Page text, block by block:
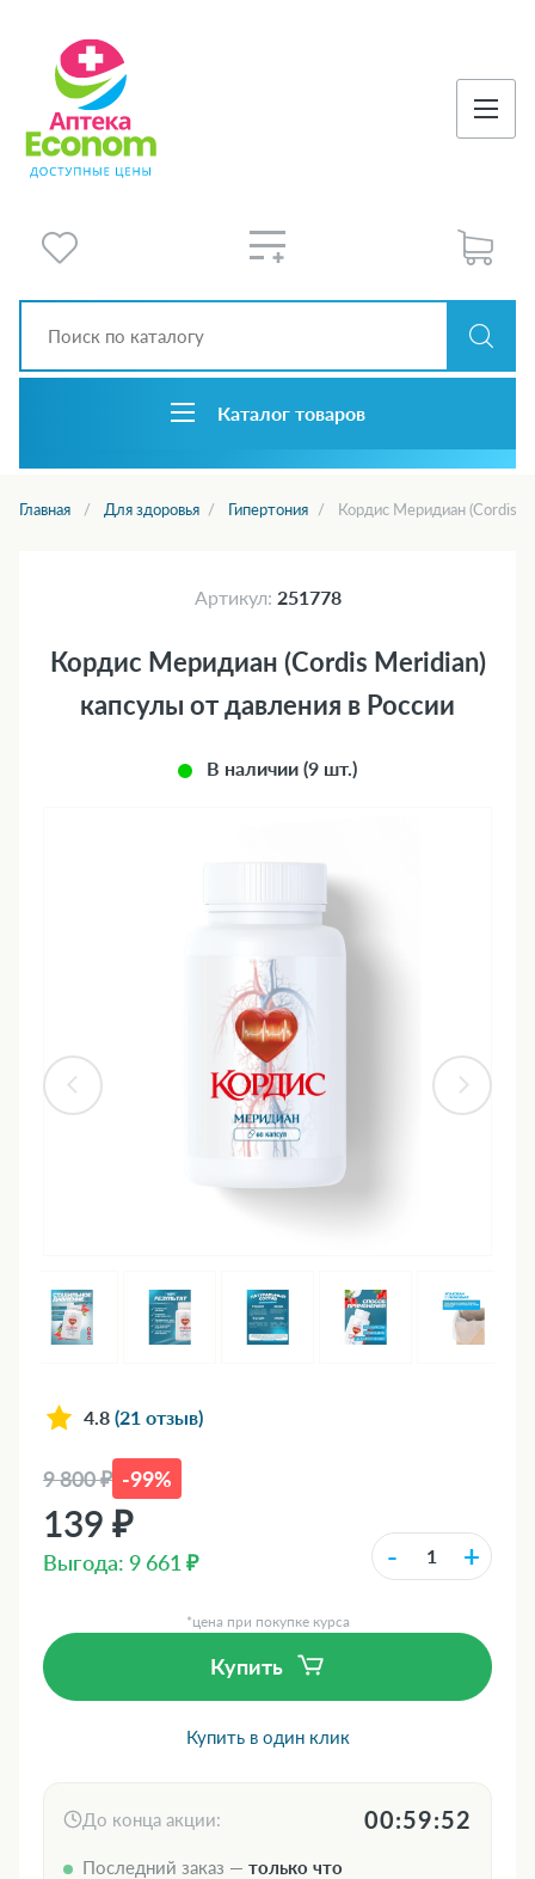
Каталог товаров
Главная Для здоровья Гипертония Кордис Меридиан (Cordis
Артикул: 251778
В наличии (9 шт.)
Кордис Меридиан (Cordis Meridian)
капсулы от давления в России
4.8 (21 отзыв)
9 800 ₽ -99%
139 ₽
Выгода: 9 661 ₽ - +
*цена при покупке курса
Купить
Купить в один клик
До конца акции: 00:59:51
Последний заказ — только что